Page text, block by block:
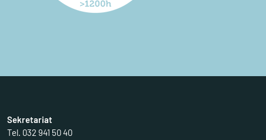
Sekretariat
Tel. 032 941 50 40